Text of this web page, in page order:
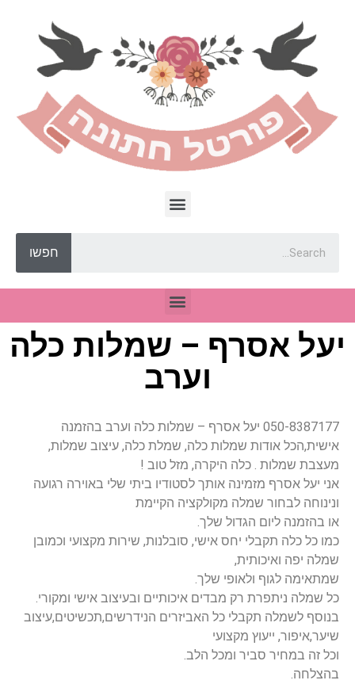
חפשו
יעל אסרף – שמלות כלה
וערב
050-8387177 יעל אסרף – שמלות כלה וערב בהזמנה
אישית,הכל אודות שמלות כלה, שמלת כלה, עיצוב שמלות,
מעצבת שמלות . כלה היקרה, מזל טוב !
אני יעל אסרף מזמינה אותך לסטודיו ביתי שלי באוירה רגועה
ונינוחה לבחור שמלה מקולקציה הקיימת
או בהזמנה ליום הגדול שלך.
כמו כל כלה תקבלי יחס אישי, סובלנות, שירות מקצועי וכמובן
שמלה יפה ואיכותית,
שמתאימה לגוף ולאופי שלך.
כל שמלה ניתפרת רק מבדים איכותיים ובעיצוב אישי ומקורי.
בנוסף לשמלה תקבלי כל האביזרים הנידרשים,תכשיטים,עיצוב
שיער,איפור, ייעוץ מקצועי
וכל זה במחיר סביר ומכל הלב.
בהצלחה.